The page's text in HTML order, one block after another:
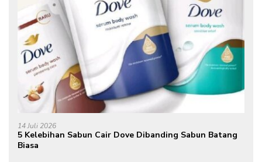
14 Juli 2026
5 Kelebihan Sabun Cair Dove Dibanding Sabun Batang
Biasa